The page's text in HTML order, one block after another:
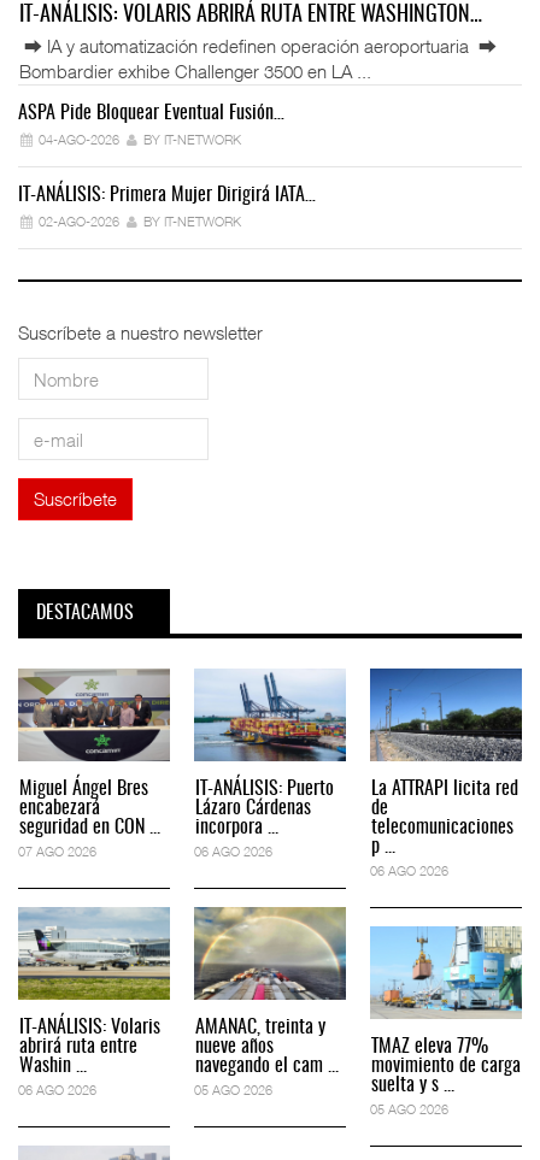
IT-ANÁLISIS: VOLARIS ABRIRÁ RUTA ENTRE WASHINGTON…
⮕ IA y automatización redefinen operación aeroportuaria ⮕
Bombardier exhibe Challenger 3500 en LA ...
ASPA Pide Bloquear Eventual Fusión…
04-AGO-2026 BY IT-NETWORK
IT-ANÁLISIS: Primera Mujer Dirigirá IATA…
02-AGO-2026 BY IT-NETWORK
Suscríbete a nuestro newsletter
DESTACAMOS
Miguel Ángel Bres
encabezará
seguridad en CON ...
07 AGO 2026
IT-ANÁLISIS: Volaris
abrirá ruta entre
Washin ...
06 AGO 2026
IT-ANÁLISIS: Puerto
Lázaro Cárdenas
incorpora ...
06 AGO 2026
AMANAC, treinta y
nueve años
navegando el cam ...
05 AGO 2026
La ATTRAPI licita red
de
telecomunicaciones
p ...
06 AGO 2026
TMAZ eleva 77%
movimiento de carga
suelta y s ...
05 AGO 2026